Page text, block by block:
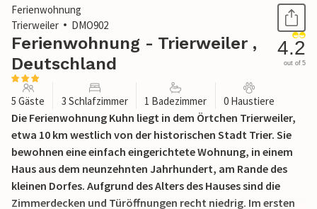
Ferienwohnung
Trierweiler
DMO902
Ferienwohnung - Trierweiler ,
Deutschland
4.2
out of 5
5 Gäste 3 Schlafzimmer 1 Badezimmer 0 Haustiere
Die Ferienwohnung Kuhn liegt in dem Örtchen Trierweiler,
etwa 10 km westlich von der historischen Stadt Trier. Sie
bewohnen eine einfach eingerichtete Wohnung, in einem
Haus aus dem neunzehnten Jahrhundert, am Rande des
kleinen Dorfes. Aufgrund des Alters des Hauses sind die
Zimmerdecken und Türöffnungen recht niedrig. Im ersten